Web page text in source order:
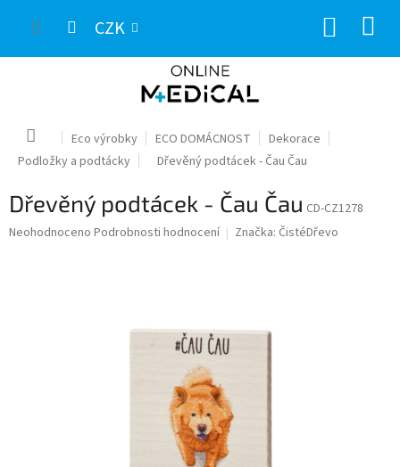
CZK
Domů Eco výrobky ECO DOMÁCNOST
Dekorace
Podložky a podtácky
Dřevěný podtácek - Čau Čau
Dřevěný podtácek - Čau Čau CD-CZ1278
Průměrné
Neohodnoceno Podrobnosti hodnocení Značka: ČistéDřevo